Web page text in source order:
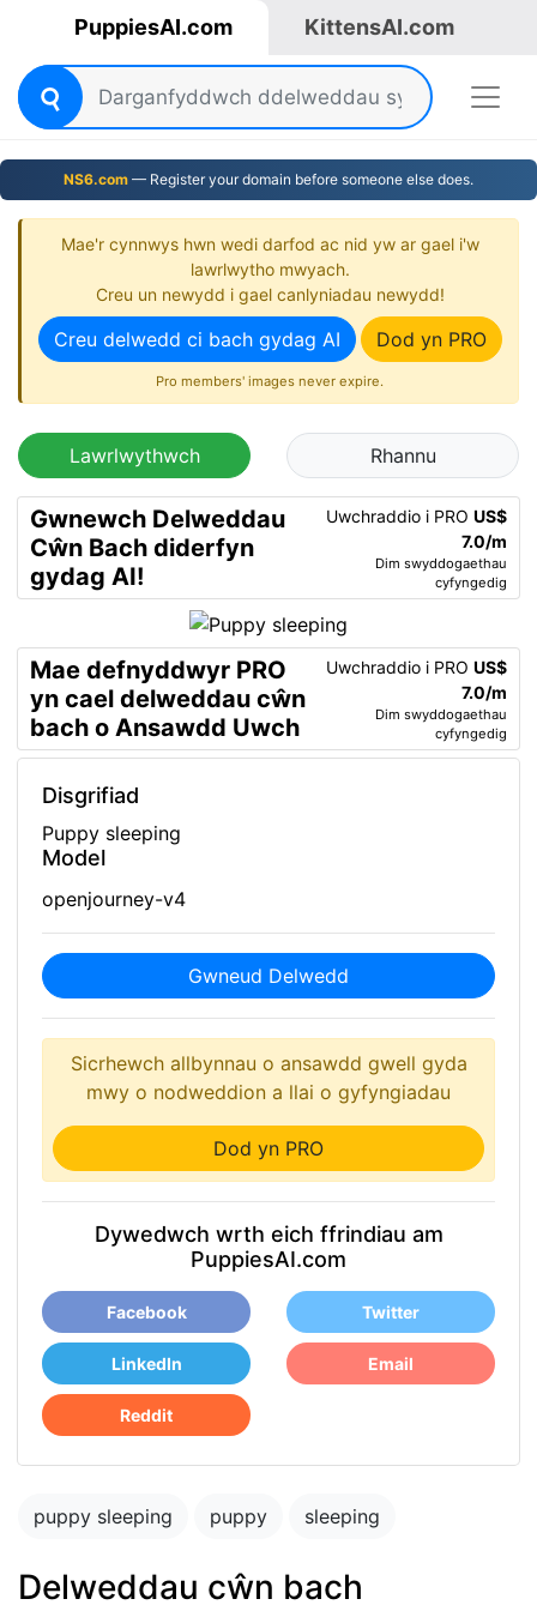
PuppiesAI.com KittensAI.com
NS6.com — Register your domain before someone else does.
Mae'r cynnwys hwn wedi darfod ac nid yw ar gael i'w
lawrlwytho mwyach.
Creu un newydd i gael canlyniadau newydd!
Creu delwedd ci bach gydag AI Dod yn PRO
Pro members' images never expire.
Lawrlwythwch Rhannu
Gwnewch Delweddau
Cŵn Bach diderfyn
gydag AI!
Uwchraddio i PRO US$
7.0/m
Dim swyddogaethau
cyfyngedig
Mae defnyddwyr PRO
yn cael delweddau cŵn
bach o Ansawdd Uwch
Uwchraddio i PRO US$
7.0/m
Dim swyddogaethau
cyfyngedig
Disgrifiad
Puppy sleeping
Model
openjourney-v4
Gwneud Delwedd
Sicrhewch allbynnau o ansawdd gwell gyda
mwy o nodweddion a llai o gyfyngiadau
Dod yn PRO
Dywedwch wrth eich ffrindiau am
PuppiesAI.com
Facebook Twitter
LinkedIn Email
Reddit
puppy sleeping puppy sleeping
Delweddau cŵn bach